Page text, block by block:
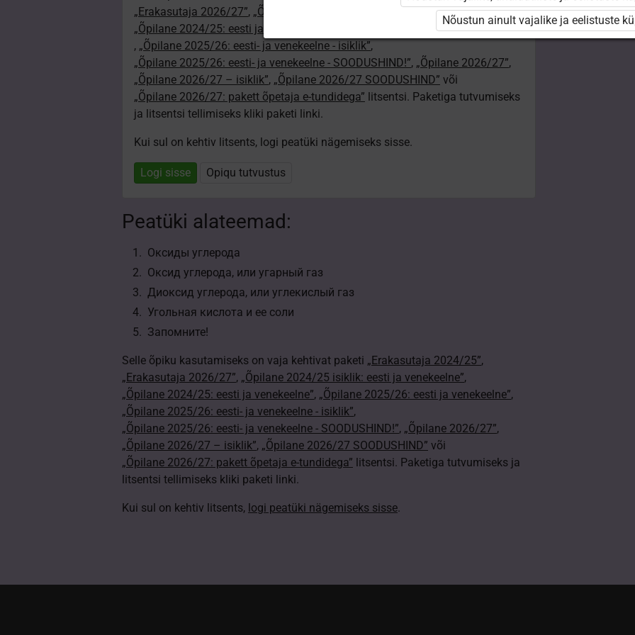
„Erakasutaja 2026/27”, „Õpilane 2024/25 isiklik: eesti ja venekeelne”,
„Õpilane 2024/25: eesti ja venekeelne”
„Õpilane 2025/26: eesti ja venekeelne”
, „Õpilane 2025/26: eesti- ja venekeelne - isiklik”,
„Õpilane 2025/26: eesti- ja venekeelne - SOODUSHIND!”, „Õpilane 2026/27”,
„Õpilane 2026/27 – isiklik”, „Õpilane 2026/27 SOODUSHIND” või
„Õpilane 2026/27: pakett õpetaja e-tundidega” litsentsi. Paketiga tutvumiseks
ja litsentsi tellimiseks kliki paketi linki.
Kui sul on kehtiv litsents, logi peatüki nägemiseks sisse.
Logi sisse Opiqu tutvustus
Peatüki alateemad:
Оксиды углерода
Оксид углерода, или угарный газ
Диоксид углерода, или углекислый газ
Угольная кислота и ее соли
Запомните!
Selle õpiku kasutamiseks on vaja kehtivat paketi „Erakasutaja 2024/25”,
„Erakasutaja 2026/27”, „Õpilane 2024/25 isiklik: eesti ja venekeelne”,
„Õpilane 2024/25: eesti ja venekeelne”, „Õpilane 2025/26: eesti ja venekeelne”,
„Õpilane 2025/26: eesti- ja venekeelne - isiklik”,
„Õpilane 2025/26: eesti- ja venekeelne - SOODUSHIND!”, „Õpilane 2026/27”,
„Õpilane 2026/27 – isiklik”, „Õpilane 2026/27 SOODUSHIND” või
„Õpilane 2026/27: pakett õpetaja e-tundidega” litsentsi. Paketiga tutvumiseks ja
litsentsi tellimiseks kliki paketi linki.
Kui sul on kehtiv litsents, logi peatüki nägemiseks sisse.
Nõustun ainult vajalike ja eelistuste